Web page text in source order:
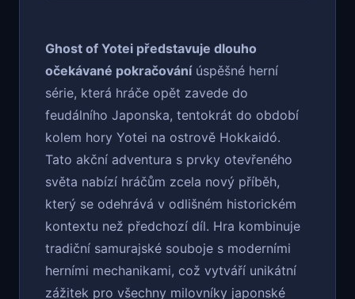
Ghost of Yotei představuje dlouho
očekávané pokračováníúspěšné herní
série, která hráče opět zavede do
feudálního Japonska, tentokrát do období
kolem hory Yotei na ostrově Hokkaidó.
Tato akční adventura s prvky otevřeného
světa nabízí hráčům zcela nový příběh,
který se odehrává v odlišném historickém
kontextu než předchozí díl. Hra kombinuje
tradiční samurajské souboje s moderními
herními mechanikami, což vytváří unikátní
zážitek pro všechny milovníky japonské